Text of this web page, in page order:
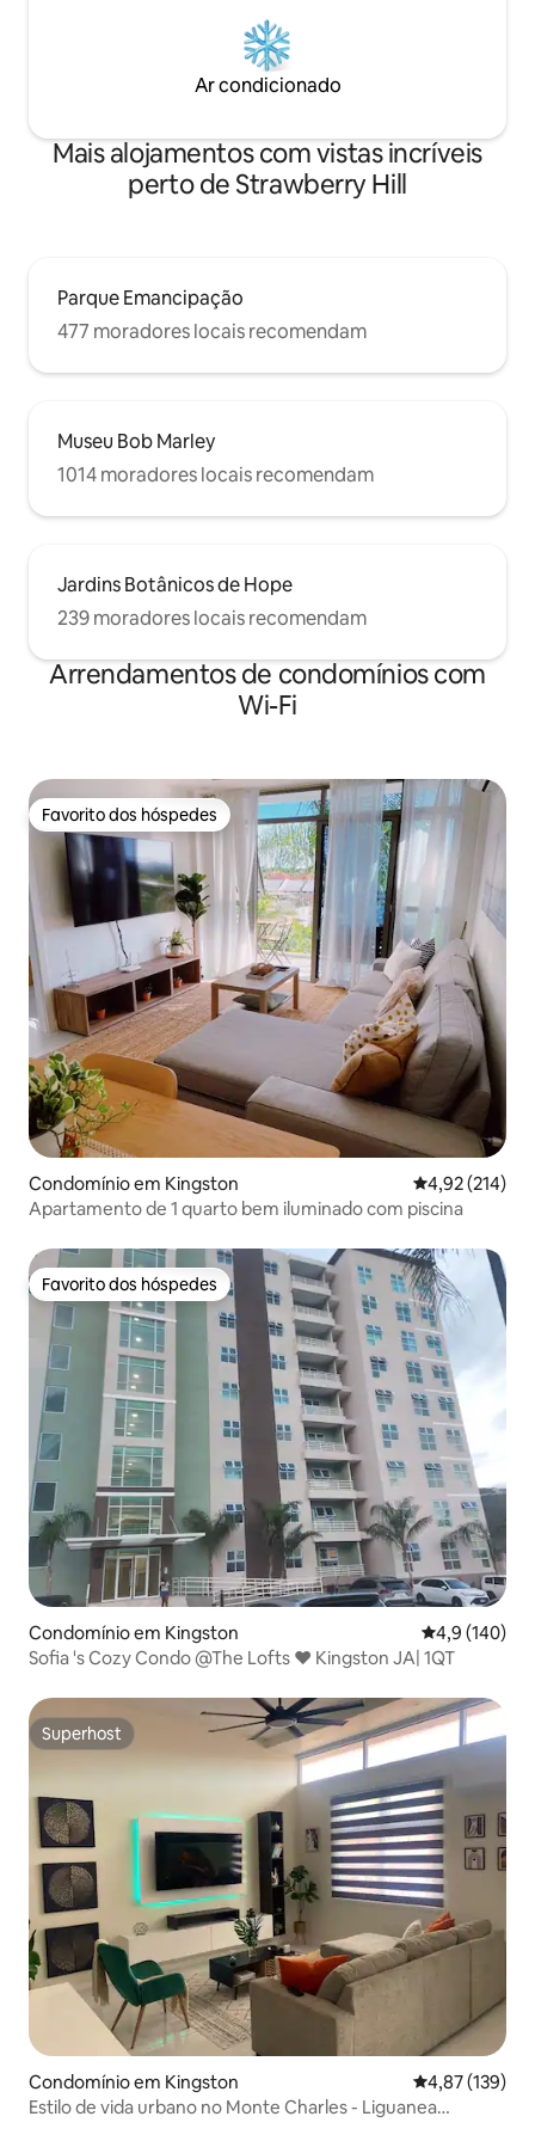
Ar condicionado
Mais alojamentos com vistas incríveis
perto de Strawberry Hill
Parque Emancipação
477 moradores locais recomendam
Museu Bob Marley
1014 moradores locais recomendam
Jardins Botânicos de Hope
239 moradores locais recomendam
Arrendamentos de condomínios com
Wi-Fi
Favorito dos hóspedes
Favorito dos hóspedes
Condomínio em Kingston Classificação
4,92 (214)
Apartamento de 1 quarto bem iluminado com piscina
Favorito dos hóspedes
Favorito dos hóspedes
Condomínio em Kingston Classificação
4,9 (140)
Sofia 's Cozy Condo @The Lofts ❤ Kingston JA| 1QT
Superhost
Superhost
Condomínio em Kingston Classificação
4,87 (139)
Estilo de vida urbano no Monte Charles - Liguanea